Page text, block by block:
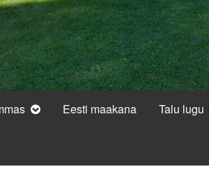
Eesti maakana Talu lugu